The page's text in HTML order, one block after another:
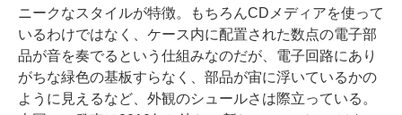
ニークなスタイルが特徴。もちろんCDメディアを使って
いるわけではなく、ケース内に配置された数点の電子部
品が音を奏でるという仕組みなのだが、電子回路にあり
がちな緑色の基板すらなく、部品が宙に浮いているかの
ように見えるなど、外観のシュールさは際立っている。